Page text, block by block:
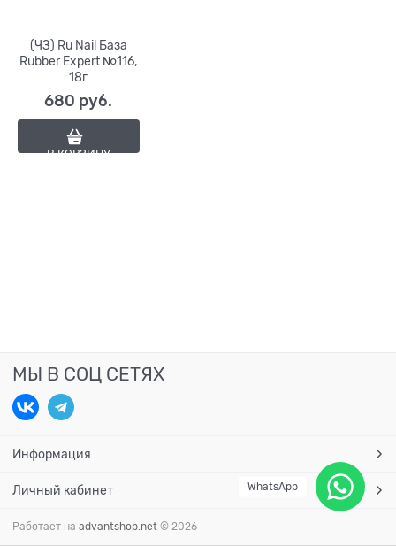
(ЧЗ) Ru Nail База
Rubber Expert №116,
18г
680 руб.
В КОРЗИНУ
МЫ В СОЦ СЕТЯХ
Информация
Личный кабинет
Работает на advantshop.net © 2026
WhatsApp